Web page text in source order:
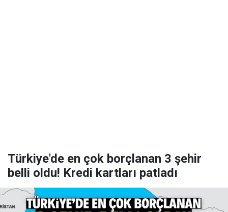
Türkiye'de en çok borçlanan 3 şehir
belli oldu! Kredi kartları patladı